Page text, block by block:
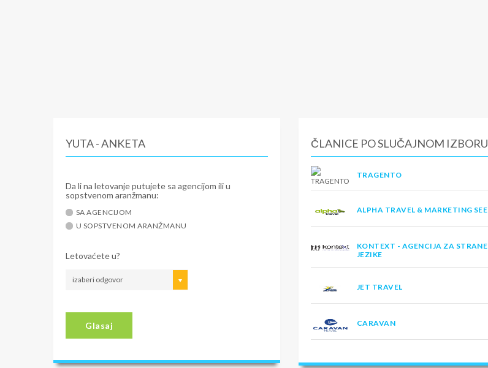
YUTA - ANKETA
Da li na letovanje putujete sa agencijom ili u
sopstvenom aranžmanu:
SA AGENCIJOM
U SOPSTVENOM ARANŽMANU
Letovaćete u?
izaberi odgovor
Glasaj
ČLANICE PO SLUČAJNOM IZBORU
TRAGENTO
ALPHA TRAVEL & MARKETING SEE
KONTEXT - AGENCIJA ZA STRANE
JEZIKE
JET TRAVEL
CARAVAN